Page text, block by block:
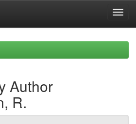
Author
R.